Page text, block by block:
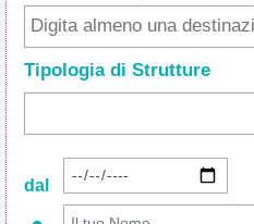
Tipologia di Strutture
dal